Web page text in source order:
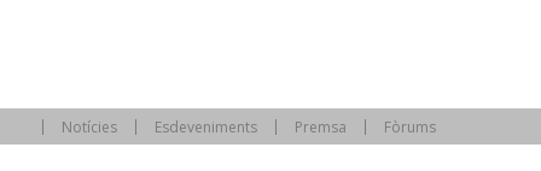
Notícies Esdeveniments Premsa Fòrums